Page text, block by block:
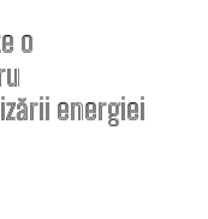
o
energiei